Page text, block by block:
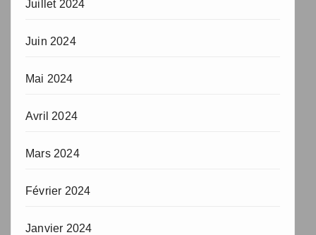
Juillet 2024
Juin 2024
Mai 2024
Avril 2024
Mars 2024
Février 2024
Janvier 2024